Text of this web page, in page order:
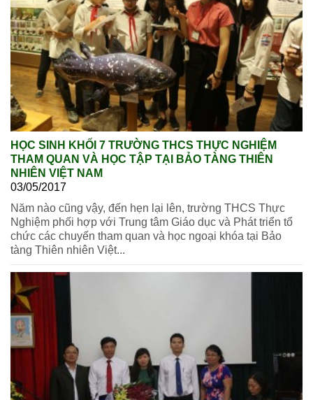
HỌC SINH KHỐI 7 TRƯỜNG THCS THỰC NGHIỆM
THAM QUAN VÀ HỌC TẬP TẠI BẢO TÀNG THIÊN
NHIÊN VIỆT NAM
03/05/2017
Năm nào cũng vậy, đến hẹn lại lên, trường THCS Thực
Nghiệm phối hợp với Trung tâm Giáo dục và Phát triển tổ
chức các chuyến tham quan và học ngoại khóa tại Bảo
tàng Thiên nhiên Việt...